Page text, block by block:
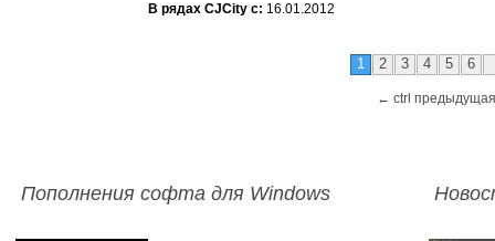
В рядах CJCity с: 16.01.2012
1 2 3 4 5 6
← ctrl
Пополнения софта для Windows